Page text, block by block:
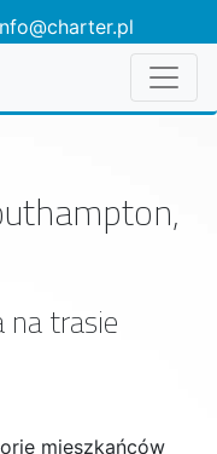
na trasie
mieszkańców